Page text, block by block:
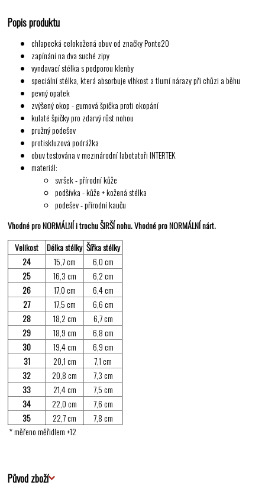
Popis produktu
chlapecká celokožená obuv od značky Ponte20
zapínání na dva suché zipy
vyndavací stélka s podporou klenby
speciální stélka, která absorbuje vlhkost a tlumí nárazy při chůzi a běhu
pevný opatek
zvýšený okop - gumová špička proti okopání
kulaté špičky pro zdarvý růst nohou
pružný podešev
protiskluzová podrážka
obuv testována v mezinárodní labotatoři INTERTEK
materiál:
svršek - přírodní kůže
podšívka - kůže + kožená stélka
podešev - přírodní kauču
Vhodné pro NORMÁLNÍ i trochu ŠIRŠÍ nohu. Vhodné pro NORMÁLNÍ nárt.
Velikost
Délka stélky Šířka stélky
24
15,7 cm
6,0 cm
25
16,3 cm
6,2 cm
26
17,0 cm
6,4 cm
27
17,5 cm
6,6 cm
28
18,2 cm
6,7 cm
29
18,9 cm
6,8 cm
30
19,4 cm
6,9 cm
31
20,1 cm
7,1 cm
32
20,8 cm
7,3 cm
33
21,4 cm
7,5 cm
34
22,0 cm
7,6 cm
35
22,7 cm
7,8 cm
* měřeno měřidlem +12
Původ zboží